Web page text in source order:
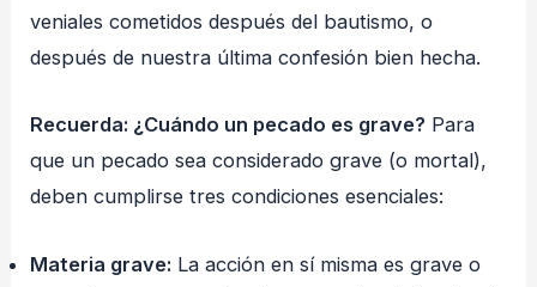
veniales cometidos después del bautismo, o
después de nuestra última confesión bien hecha.
Recuerda: ¿Cuándo un pecado es grave? Para
que un pecado sea considerado grave (o mortal),
deben cumplirse tres condiciones esenciales:
Materia grave: La acción en sí misma es grave o